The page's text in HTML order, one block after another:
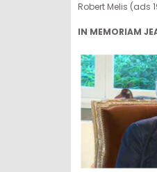
Robert Melis (ads
IN MEMORIAM